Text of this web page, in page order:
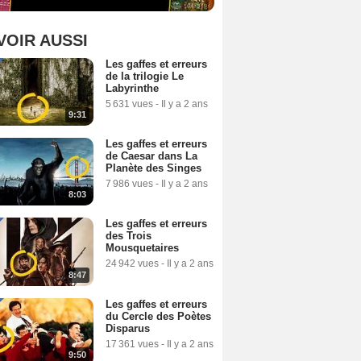
AUSSI
9:31
Les gaffes et erreurs
de la trilogie Le
Labyrinthe
5 631 vues - Il y a 2 ans
8:03
Les gaffes et erreurs
de Caesar dans La
Planète des Singes
7 986 vues - Il y a 2 ans
8:47
Les gaffes et erreurs
des Trois
Mousquetaires
24 942 vues - Il y a 2 ans
9:50
Les gaffes et erreurs
du Cercle des Poètes
Disparus
17 361 vues - Il y a 2 ans